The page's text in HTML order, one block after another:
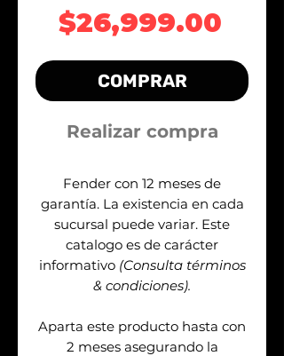
$26,999.00
COMPRAR
Realizar compra
Fender con 12 meses de
garantía. La existencia en cada
sucursal puede variar. Este
catalogo es de carácter
informativo (Consulta términos
& condiciones).
Aparta este producto hasta con
2 meses asegurando la